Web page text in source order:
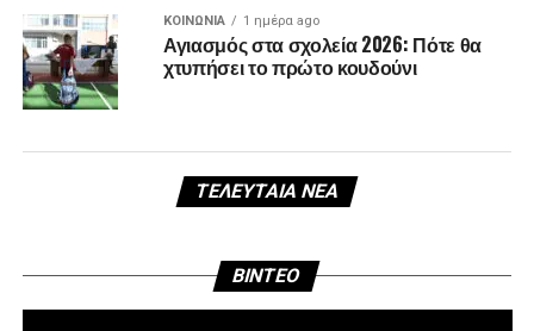
ΚΟΙΝΩΝΊΑ 1 ημέρα ago
Αγιασμός στα σχολεία 2026: Πότε θα
χτυπήσει το πρώτο κουδούνι
ΤΕΛΕΥΤΑΊΑ ΝΈΑ
BINTEO